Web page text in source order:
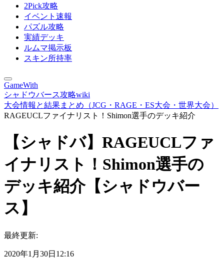
2Pick攻略
イベント速報
パズル攻略
実績デッキ
ルムマ掲示板
スキン所持率
GameWith
シャドウバース攻略wiki
大会情報と結果まとめ（JCG・RAGE・ES大会・世界大会）
RAGEUCLファイナリスト！Shimon選手のデッキ紹介
【シャドバ】RAGEUCLファ
イナリスト！Shimon選手の
デッキ紹介【シャドウバー
ス】
最終更新:
2020年1月30日12:16